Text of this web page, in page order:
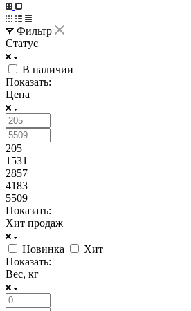
Фильтр
Статус
В наличии
Показать:
Цена
205
1531
2857
4183
5509
Показать:
Хит продаж
Новинка
Хит
Показать:
Вес, кг